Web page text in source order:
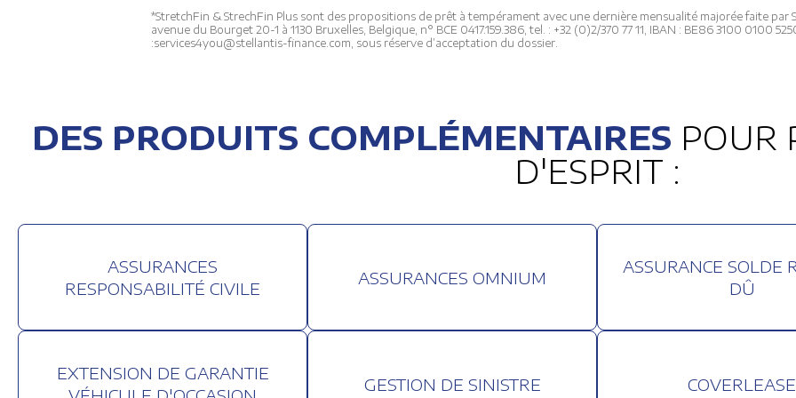
Un cookie est un petit fichier de texte qui est placé sur l’ordinateur du visiteur, son
Les cookies sont nécessaires pour faciliter et rendre plus agréable la navigation sur
*StretchFin & StrechFin Plus sont des propositions de prêt à tempérament avec une dernière mensualité majorée faite par
avenue du Bourget 20-1 à 1130 Bruxelles, Belgique, n° BCE 0417.159.386, tel. : +32 (0)2/370 77 11, IBAN : BE86 3100 0100
:services4you@stellantis-finance.com, sous réserve d’acceptation du dossier.
DES PRODUITS COMPLÉMENTAIRES POUR
D'ESPRIT :
ASSURANCES
RESPONSABILITÉ CIVILE
ASSURANCES OMNIUM
ASSURANCE SOLDE
DÛ
EXTENSION DE GARANTIE
GESTION DE SINISTRE COVERLEASE